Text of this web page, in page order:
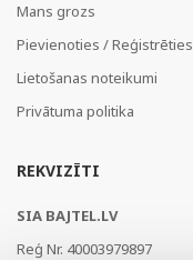
Mans grozs
Pievienoties / Reģistrēties
Lietošanas noteikumi
Privātuma politika
REKVIZĪTI
SIA BAJTEL.LV
Reģ Nr. 40003979897